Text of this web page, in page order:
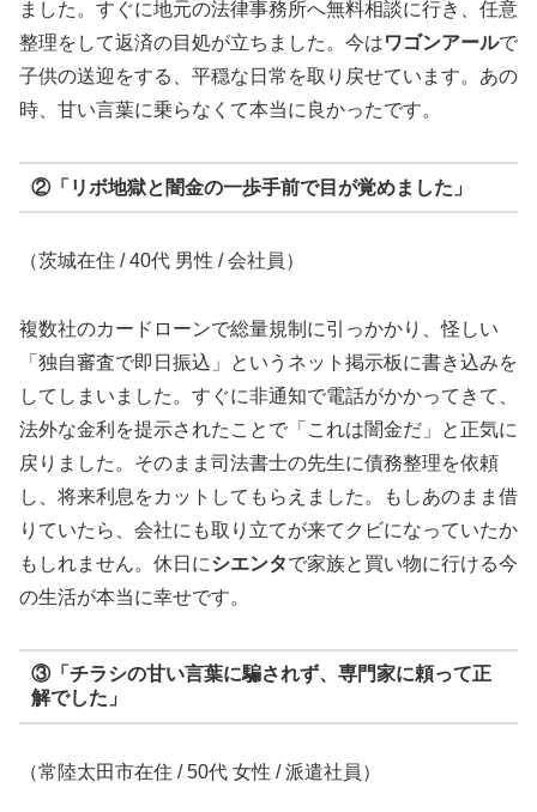
ました。すぐに地元の法律事務所へ無料相談に行き、任意
整理をして返済の目処が立ちました。今はワゴンアールで
子供の送迎をする、平穏な日常を取り戻せています。あの
時、甘い言葉に乗らなくて本当に良かったです。
②「リボ地獄と闇金の一歩手前で目が覚めました」
（茨城在住 / 40代 男性 / 会社員）
複数社のカードローンで総量規制に引っかかり、怪しい
「独自審査で即日振込」というネット掲示板に書き込みを
してしまいました。すぐに非通知で電話がかかってきて、
法外な金利を提示されたことで「これは闇金だ」と正気に
戻りました。そのまま司法書士の先生に債務整理を依頼
し、将来利息をカットしてもらえました。もしあのまま借
りていたら、会社にも取り立てが来てクビになっていたか
もしれません。休日にシエンタで家族と買い物に行ける今
の生活が本当に幸せです。
③「チラシの甘い言葉に騙されず、専門家に頼って正
解でした」
（常陸太田市在住 / 50代 女性 / 派遣社員）